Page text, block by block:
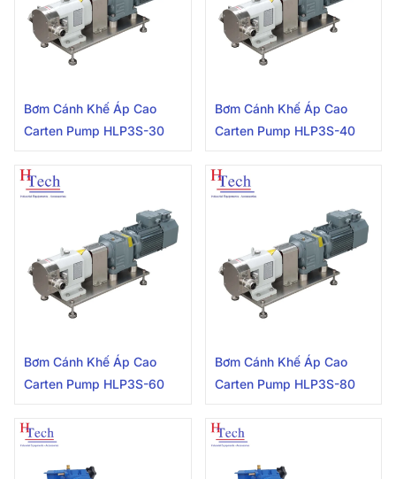
Bơm Cánh Khế Áp Cao
Carten Pump HLP3S-30
Bơm Cánh Khế Áp Cao
Carten Pump HLP3S-40
Bơm Cánh Khế Áp Cao
Carten Pump HLP3S-60
Bơm Cánh Khế Áp Cao
Carten Pump HLP3S-80